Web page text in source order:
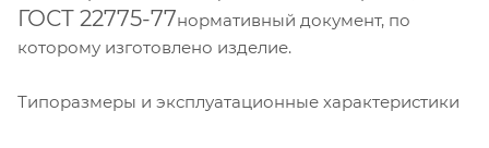
ГОСТ 22775-77нормативный документ, по
которому изготовлено изделие.
Типоразмеры и эксплуатационные характеристики